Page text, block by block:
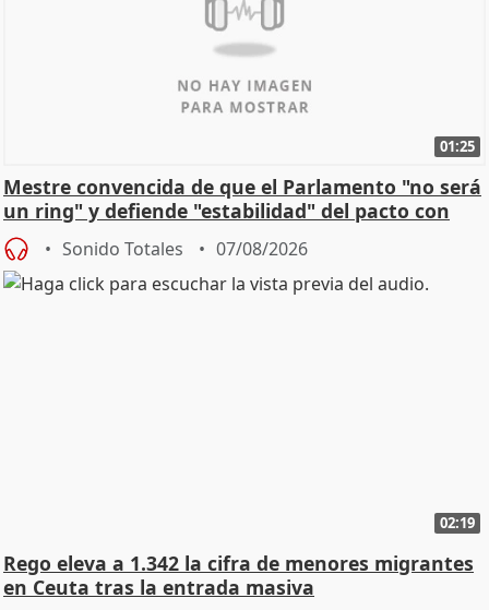
01:25
Mestre convencida de que el Parlamento "no será
un ring" y defiende "estabilidad" del pacto con
Vox
Sonido Totales 07/08/2026
02:19
Rego eleva a 1.342 la cifra de menores migrantes
en Ceuta tras la entrada masiva